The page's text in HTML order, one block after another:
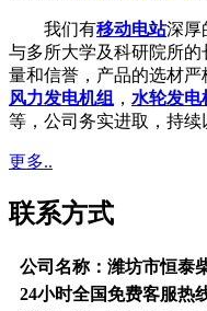
我们有移动电站深厚
与多所大学及科研院所
量和信誉，产品的选材
风力发电机组 ， 水轮发电
等，公司务实进取，持续
更多..
联系方式
公司名称：潍坊市恒泰
24小时全国免费客服热